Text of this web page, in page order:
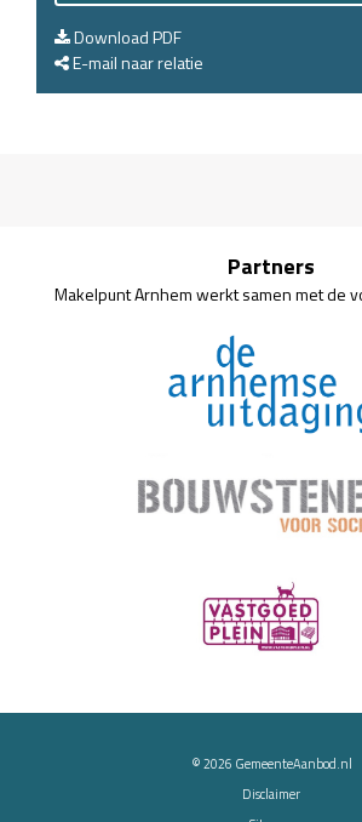
Download PDF
E-mail naar relatie
Partners
Makelpunt Arnhem werkt samen met de
© 2026 GemeenteAanbod.nl
Disclaimer